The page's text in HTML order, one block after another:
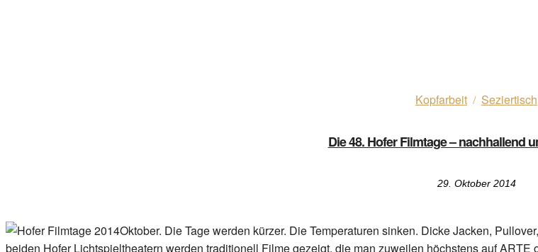
Kopfarbeit / Seziertisch
Die 48. Hofer Filmtage – nachhallend
29. Oktober 2014
Oktober. Die Tage werden kürzer. Die Temperaturen sinken. Dicke Jacken,
beiden Hofer Lichtspieltheatern werden traditionell Filme gezeigt, die man zuweilen höchstens auf